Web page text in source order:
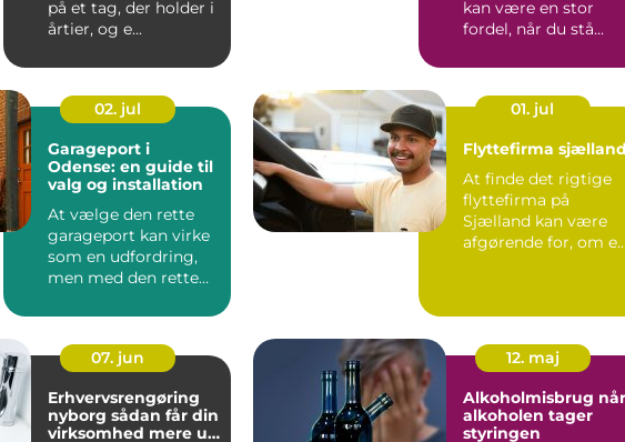
på et tag, der holder i
årtier, og e...
kan være en stor
fordel, når du stå...
02. jul
Garageport i
Odense: en guide til
valg og installation
At vælge den rette
garageport kan virke
som en udfordring,
men med den rette
01. jul
Flyttefirma
At finde det rigtige
flyttefirma på
Sjælland kan være
afgørende for, om
07. jun
Erhvervsrengøring
nyborg sådan får din
virksomhed mere ud
12. maj
Alkoholmisbrug når
alkoholen tager
styringen